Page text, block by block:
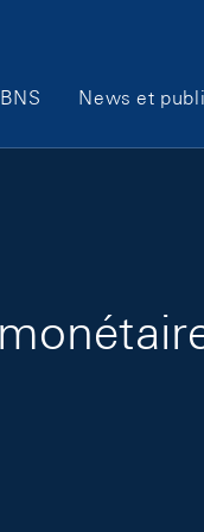
NavigationNews et